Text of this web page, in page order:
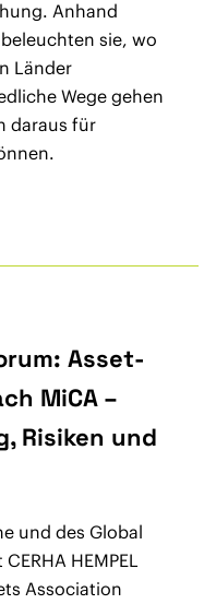
Anhand
sie, wo
Länder
Wege gehen
daraus für
Asset-
MiCA –
Risiken und
und des Global
HEMPEL
Association